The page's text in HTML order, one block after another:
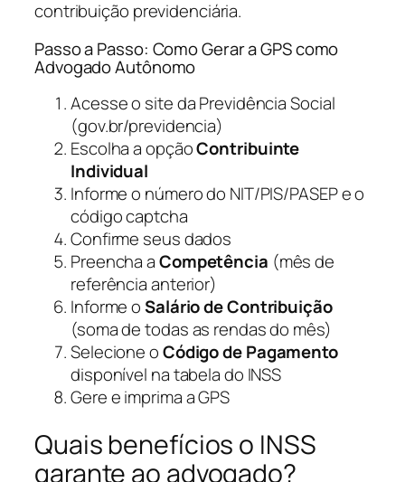
contribuição previdenciária.
Passo a Passo: Como Gerar a GPS como
Advogado Autônomo
Acesse o site da Previdência Social
(gov.br/previdencia)
Escolha a opçãoContribuinte
Individual
Informe o número do NIT/PIS/PASEP e o
código captcha
Confirme seus dados
Preencha aCompetência (mês de
referência anterior)
Informe oSalário de Contribuição
(soma de todas as rendas do mês)
Selecione oCódigo de Pagamento
disponível na tabela do INSS
Gere e imprima a GPS
Quais benefícios o INSS
garante ao advogado?